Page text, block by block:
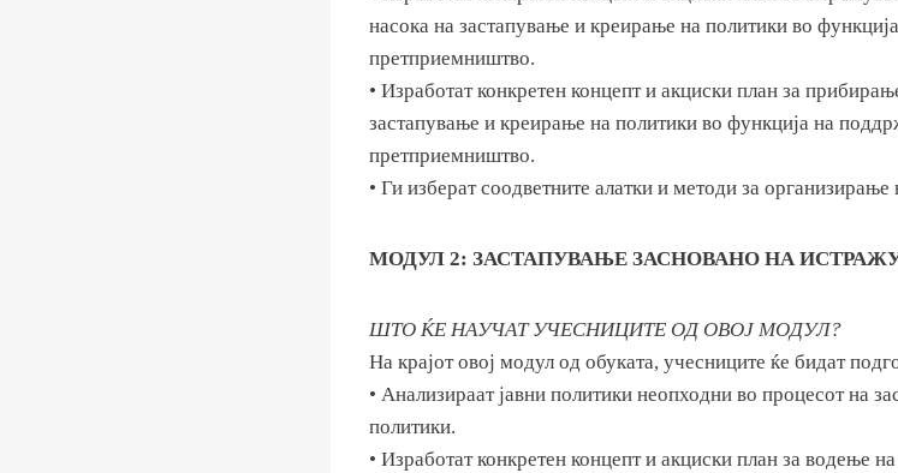
насока на застапување и креирање на политики во
претприемништво.
• Изработат конкретен концепт и акциски план за
застапување и креирање на политики во функција на
претприемништво.
• Ги изберат соодветните алатки и методи за организирање
МОДУЛ 2: ЗАСТАПУВАЊЕ ЗАСНОВАНО НА
ШТО ЌЕ НАУЧАТ УЧЕСНИЦИТЕ ОД ОВОЈ МОДУЛ?
На крајот овој модул од обуката, учесниците ќе бидат
• Анализираат јавни политики неопходни во процесот на
политики.
• Изработат конкретен концепт и акциски план за водење